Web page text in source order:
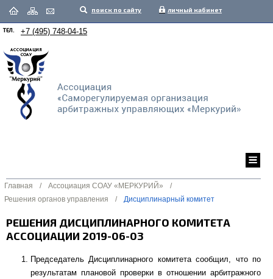
поиск по сайту личный кабинет
ТЕЛ. +7 (495) 748-04-15
Главная / Ассоциация СОАУ «МЕРКУРИЙ»
/
Решения органов управления
/ Дисциплинарный комитет
РЕШЕНИЯ ДИСЦИПЛИНАРНОГО КОМИТЕТА
АССОЦИАЦИИ 2019-06-03
Председатель Дисциплинарного комитета сообщил, что по
результатам плановой проверки в отношении арбитражного